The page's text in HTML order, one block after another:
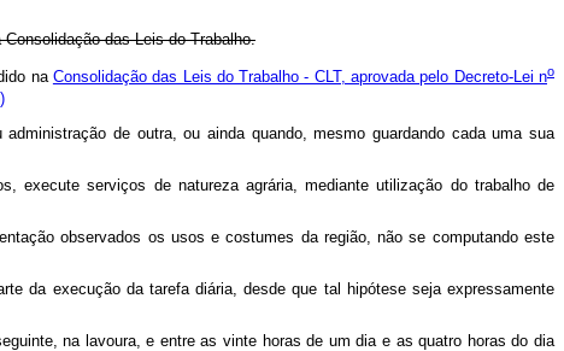
das Leis do Trabalho.
na Consolidação das Leis do Trabalho - CLT, aprovada pelo Decreto-Lei no
de outra, ou ainda quando, mesmo guardando cada uma sua
execute serviços de natureza agrária, mediante utilização do trabalho de
observados os usos e costumes da região, não se computando este
da execução da tarefa diária, desde que tal hipótese seja expressamente
na lavoura, e entre as vinte horas de um dia e as quatro horas do dia